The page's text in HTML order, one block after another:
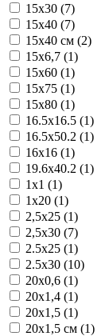
15x30 (7)
15x40 (7)
15x40 см (2)
15x6,7 (1)
15x60 (1)
15x75 (1)
15x80 (1)
16.5x16.5 (1)
16.5x50.2 (1)
16x16 (1)
19.6x40.2 (1)
1x1 (1)
1x20 (1)
2,5x25 (1)
2,5x30 (7)
2.5x25 (1)
2.5x30 (10)
20x0,6 (1)
20x1,4 (1)
20x1,5 (1)
20x1,5 см (1)